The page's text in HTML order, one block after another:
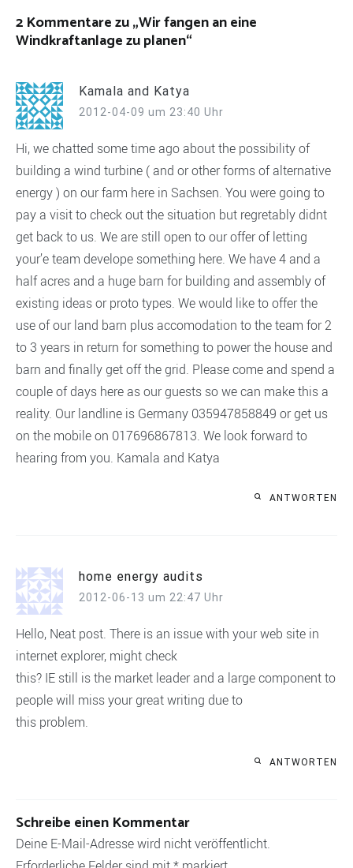
2 Kommentare zu „Wir fangen an eine
Windkraftanlage zu planen“
Kamala and Katya
2012-04-09 um 23:40 Uhr
Hi, we chatted some time ago about the possibility of
building a wind turbine ( and or other forms of alternative
energy ) on our farm here in Sachsen. You were going to
pay a visit to check out the situation but regretably didnt
get back to us. We are still open to our offer of letting
your’e team develope something here. We have 4 and a
half acres and a huge barn for building and assembly of
existing ideas or proto types. We would like to offer the
use of our land barn plus accomodation to the team for 2
to 3 years in return for something to power the house and
barn and finally get off the grid. Please come and spend a
couple of days here as our guests so we can make this a
reality. Our landline is Germany 035947858849 or get us
on the mobile on 017696867813. We look forward to
hearing from you. Kamala and Katya
ANTWORTEN
home energy audits
2012-06-13 um 22:47 Uhr
Hello, Neat post. There is an issue with your web site in
internet explorer, might check
this? IE still is the market leader and a large component to
people will miss your great writing due to
this problem.
ANTWORTEN
Schreibe einen Kommentar
Deine E-Mail-Adresse wird nicht veröffentlicht.